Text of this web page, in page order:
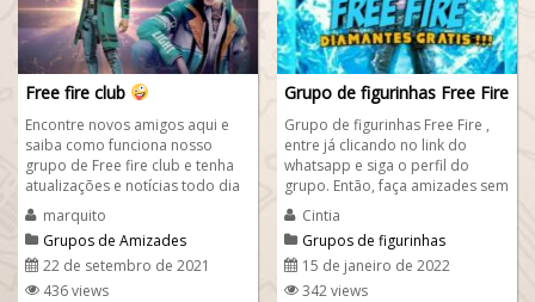
Free fire club
Encontre novos amigos aqui e
saiba como funciona nosso
grupo de Free fire club e tenha
atualizações e notícias todo dia
sobre free fire garena, etc. O...
marquito
Grupos de Amizades
22 de setembro de 2021
436 views
Grupo de figurinhas Free Fire
Grupo de figurinhas Free Fire ,
entre já clicando no link do
whatsapp e siga o perfil do
grupo. Então, faça amizades sem
sair de casa tudo online pelo...
Cintia
Grupos de figurinhas
engraçadas
15 de janeiro de 2022
342 views